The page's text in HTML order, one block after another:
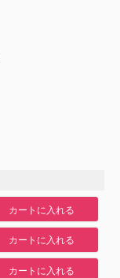
カートに入れる
カートに入れる
カートに入れる